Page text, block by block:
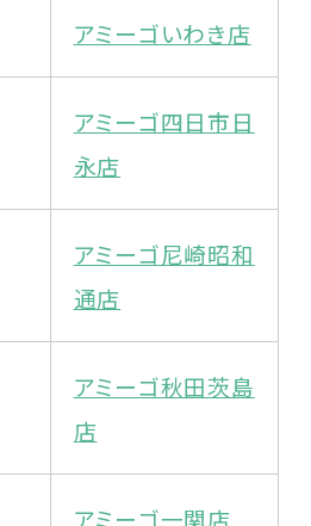
アミーゴいわき店
アミーゴ四日市日
永店
アミーゴ尼崎昭和
通店
アミーゴ秋田茨島
店
アミーゴ一関店